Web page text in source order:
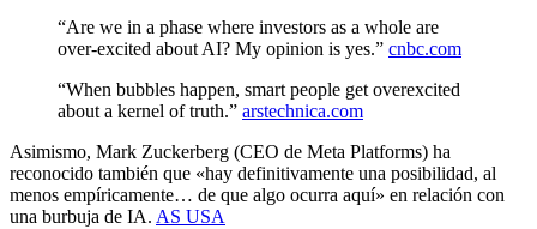
“Are we in a phase where investors as a whole are
over-excited about AI? My opinion is yes.” cnbc.com
“When bubbles happen, smart people get overexcited
about a kernel of truth.” arstechnica.com
Asimismo, Mark Zuckerberg (CEO de Meta Platforms) ha
reconocido también que «hay definitivamente una posibilidad, al
menos empíricamente… de que algo ocurra aquí» en relación con
una burbuja de IA. AS USA